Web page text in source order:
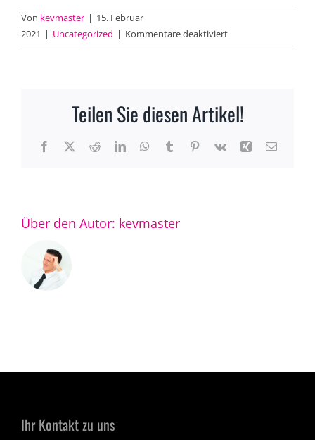
Von kevmaster | 15. Februar
2021 | Uncategorized | Kommentare deaktiviertfür
Hello
Teilen Sie diesen Artikel!
Facebook
X RedditLinkedInWhatsApp
TumblrPinterest
Vk Xing E-
Über den Autor: kevmaster
Ihr Kontakt zu uns